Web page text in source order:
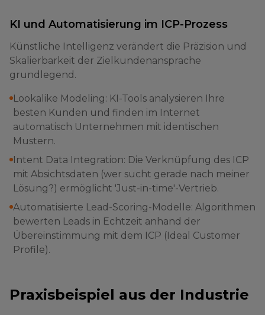
KI und Automatisierung im ICP-Prozess
Künstliche Intelligenz verändert die Präzision und
Skalierbarkeit der Zielkundenansprache
grundlegend.
Lookalike Modeling: KI-Tools analysieren Ihre
besten Kunden und finden im Internet
automatisch Unternehmen mit identischen
Mustern.
Intent Data Integration: Die Verknüpfung des ICP
mit Absichtsdaten (wer sucht gerade nach meiner
Lösung?) ermöglicht 'Just-in-time'-Vertrieb.
Automatisierte Lead-Scoring-Modelle: Algorithmen
bewerten Leads in Echtzeit anhand der
Übereinstimmung mit dem ICP (Ideal Customer
Profile).
Praxisbeispiel aus der Industrie